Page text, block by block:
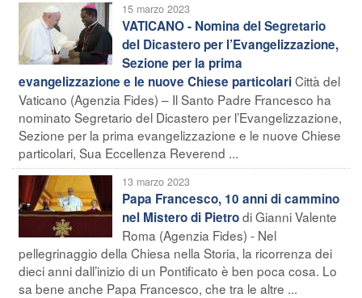
15 marzo 2023
VATICANO - Nomina del Segretario
del Dicastero per l’Evangelizzazione,
Sezione per la prima
evangelizzazione e le nuove Chiese particolariCittà del
Vaticano (Agenzia Fides) – Il Santo Padre Francesco ha
nominato Segretario del Dicastero per l’Evangelizzazione,
Sezione per la prima evangelizzazione e le nuove Chiese
particolari, Sua Eccellenza Reverend ...
13 marzo 2023
Papa Francesco, 10 anni di cammino
nel Mistero di Pietrodi Gianni Valente
Roma (Agenzia Fides) - Nel
pellegrinaggio della Chiesa nella Storia, la ricorrenza dei
dieci anni dall’inizio di un Pontificato è ben poca cosa. Lo
sa bene anche Papa Francesco, che tra le altre ...